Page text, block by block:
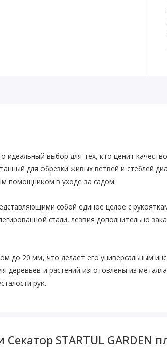
идеальный выбор для тех, кто ценит
для обрезки живых ветвей и стеблей
помощником в уходе за садом.
собой единое целое с
стали, лезвия дополнительно
до 20 мм, что делает его универсальным
деревьев и растений изготовлены из
рук.
STARTUL GARDEN